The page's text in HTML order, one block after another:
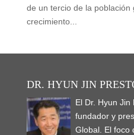
de un tercio de la población
crecimiento...
DR. HYUN JIN
El Dr. Hyun
fundador y
Global. El foco